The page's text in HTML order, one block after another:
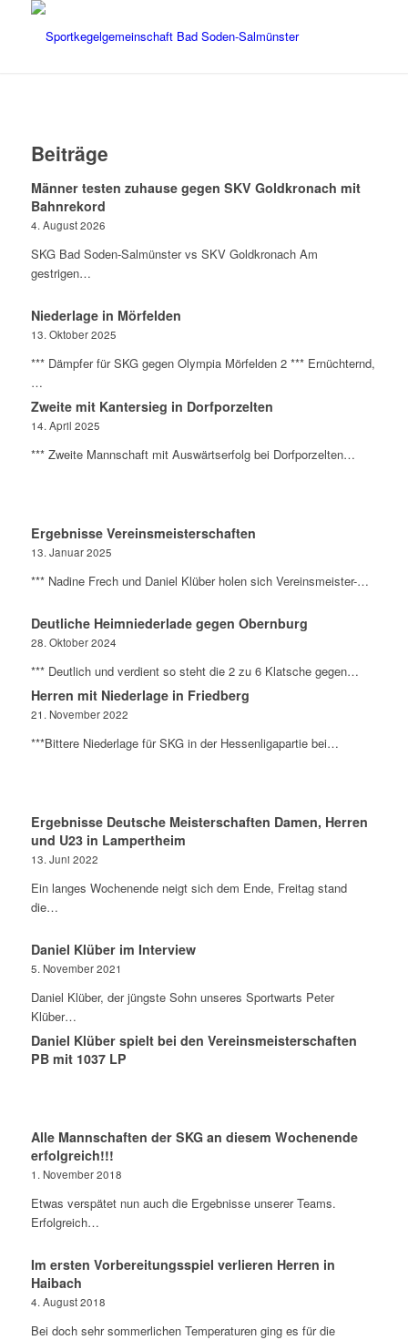
Beiträge
Männer testen zuhause gegen SKV Goldkronach mit
Bahnrekord
4. August 2026
SKG Bad Soden-Salmünster vs SKV Goldkronach Am
gestrigen…
Niederlage in Mörfelden
13. Oktober 2025
*** Dämpfer für SKG gegen Olympia Mörfelden 2 *** Ernüchternd,
…
Zweite mit Kantersieg in Dorfporzelten
14. April 2025
*** Zweite Mannschaft mit Auswärtserfolg bei Dorfporzelten…
Ergebnisse Vereinsmeisterschaften
13. Januar 2025
*** Nadine Frech und Daniel Klüber holen sich Vereinsmeister-…
Deutliche Heimniederlade gegen Obernburg
28. Oktober 2024
*** Deutlich und verdient so steht die 2 zu 6 Klatsche gegen…
Herren mit Niederlage in Friedberg
21. November 2022
***Bittere Niederlage für SKG in der Hessenligapartie bei…
Ergebnisse Deutsche Meisterschaften Damen, Herren
und U23 in Lampertheim
13. Juni 2022
Ein langes Wochenende neigt sich dem Ende, Freitag stand
die…
Daniel Klüber im Interview
5. November 2021
Daniel Klüber, der jüngste Sohn unseres Sportwarts Peter
Klüber…
Daniel Klüber spielt bei den Vereinsmeisterschaften
PB mit 1037 LP
Alle Mannschaften der SKG an diesem Wochenende
erfolgreich!!!
1. November 2018
Etwas verspätet nun auch die Ergebnisse unserer Teams.
Erfolgreich…
Im ersten Vorbereitungsspiel verlieren Herren in
Haibach
4. August 2018
Bei doch sehr sommerlichen Temperaturen ging es für die